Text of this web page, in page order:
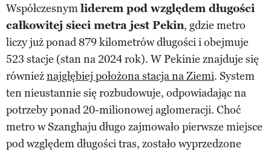
Współczesnymliderem pod względem długości
całkowitej sieci metra jest Pekin, gdzie metro
liczy już ponad 879 kilometrów długości i obejmuje
523 stacje (stan na 2024 rok). W Pekinie znajduje się
równieżnajgłębiej położona stacja na Ziemi. System
ten nieustannie się rozbudowuje, odpowiadając na
potrzeby ponad 20-milionowej aglomeracji. Choć
metro w Szanghaju długo zajmowało pierwsze miejsce
pod względem długości tras, zostało wyprzedzone